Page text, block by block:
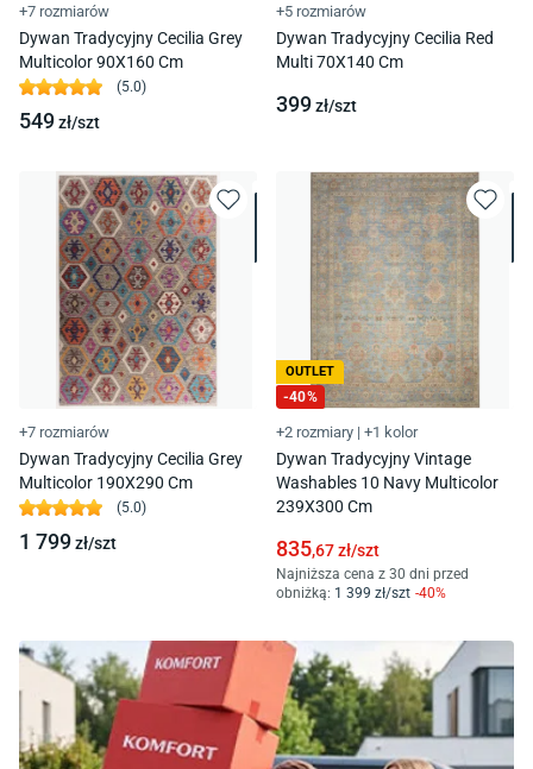
+7 rozmiarów
Dywan Tradycyjny Cecilia Grey
Multicolor 90X160 Cm
(5.0)
549zł/szt
+5 rozmiarów
Dywan Tradycyjny Cecilia Red
Multi 70X140 Cm
399zł/szt
+7 rozmiarów
Dywan Tradycyjny Cecilia Grey
Multicolor 190X290 Cm
(5.0)
1 799zł/szt
OUTLET
-40%
+2 rozmiary | +1 kolor
Dywan Tradycyjny Vintage
Washables 10 Navy Multicolor
239X300 Cm
835,67zł/szt
Najniższa cena z 30 dni przed
obniżką: 1 399 zł/szt -40%